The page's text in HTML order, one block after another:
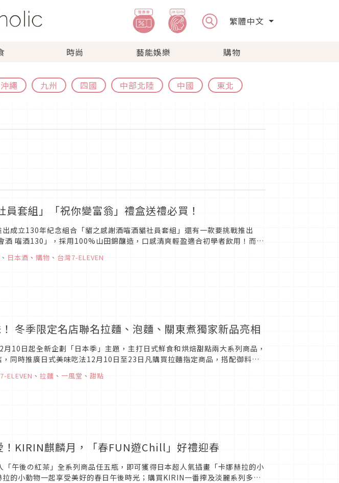
繁體中文
時尚 藝能娛樂 購物
沖繩 九州 四國 中部北陸 中國 東北
套組」「祝你變富翁」禮盒送禮必買！
成立130年紀念組合「貓之感謝酒喵酒貓社員套組」還有一款要挑戰推出
喵酒130」，採用100%山田錦釀造，口感清爽輕盈適合初學者飲用！而自
、 日本酒 、 購物 、 台灣7-ELEVEN
冬季限定名店聯名拉麵、泡麵、關東煮獨家新品亮相
10日起全新企劃「日本季」主題，主打日式鮮食和烘焙甜點兩大系列商品，
同時推廣日式美味吃法12月10日至23日凡購買拉麵指定商品，搭配御料小
ELEVEN 、 拉麵 、 一風堂 、 甜點
！KIRIN麒麟月，「春FUN遊Chill」好禮迎春
午後の紅茶」全系列商品任五瓶，即可獲得日本超人氣插畫「卡娜赫拉的小
的小動物一起享受美好的春日午後時光；購買KIRIN一番搾及淡麗系列多入